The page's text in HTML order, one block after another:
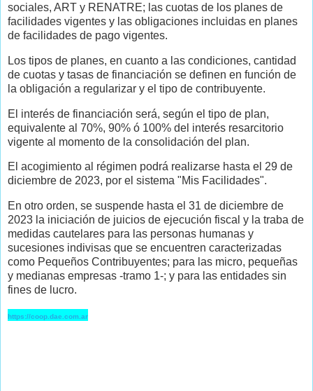
sociales, ART y RENATRE; las cuotas de los planes de
facilidades vigentes y las obligaciones incluidas en planes
de facilidades de pago vigentes.
Los tipos de planes, en cuanto a las condiciones, cantidad
de cuotas y tasas de financiación se definen en función de
la obligación a regularizar y el tipo de contribuyente.
El interés de financiación será, según el tipo de plan,
equivalente al 70%, 90% ó 100% del interés resarcitorio
vigente al momento de la consolidación del plan.
El acogimiento al régimen podrá realizarse hasta el 29 de
diciembre de 2023, por el sistema "Mis Facilidades".
En otro orden, se suspende hasta el 31 de diciembre de
2023 la iniciación de juicios de ejecución fiscal y la traba de
medidas cautelares para las personas humanas y
sucesiones indivisas que se encuentren caracterizadas
como Pequeños Contribuyentes; para las micro, pequeñas
y medianas empresas -tramo 1-; y para las entidades sin
fines de lucro.
https://coop.dae.com.ar